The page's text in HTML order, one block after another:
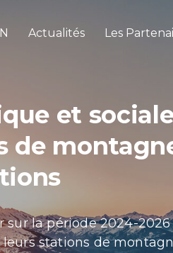
Actualités Les
et
de
sur la période 2024-
stations de